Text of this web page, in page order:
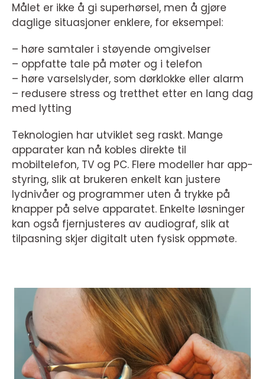
Målet er ikke å gi superhørsel, men å gjøre
daglige situasjoner enklere, for eksempel:
– høre samtaler i støyende omgivelser
– oppfatte tale på møter og i telefon
– høre varselslyder, som dørklokke eller alarm
– redusere stress og tretthet etter en lang dag
med lytting
Teknologien har utviklet seg raskt. Mange
apparater kan nå kobles direkte til
mobiltelefon, TV og PC. Flere modeller har app-
styring, slik at brukeren enkelt kan justere
lydnivåer og programmer uten å trykke på
knapper på selve apparatet. Enkelte løsninger
kan også fjernjusteres av audiograf, slik at
tilpasning skjer digitalt uten fysisk oppmøte.